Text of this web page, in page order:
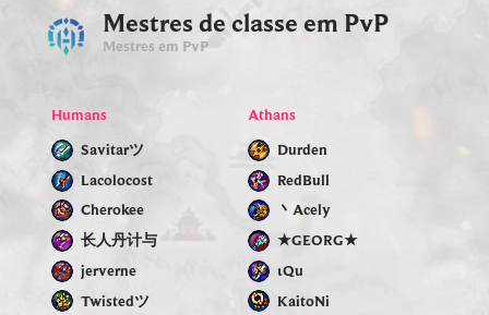
Mestres de classe em PvP
Mestres em PvP
Humans
Savitarツ
Lacolocost
Cherokee
长人丹计与
jerverne
Twistedツ
Athans
Durden
RedBull
丶Acely
★GEОRG★
ιQu
KaitoNi